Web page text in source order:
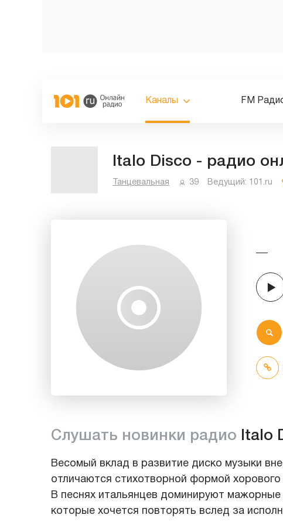
Каналы FM
Italo Disco - радио
Танцевальная 39 Ведущий: 101.ru
—
Слушать новинки радио Italo
Весомый вклад в развитие диско музыки
отличаются стихотворной формой
В песнях итальянцев доминируют
которые хочется повторять вслед за